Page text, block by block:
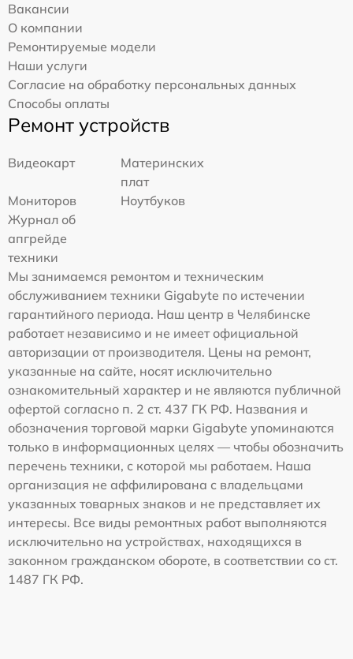
Вакансии
О компании
Ремонтируемые модели
Наши услуги
Согласие на обработку персональных данных
Способы оплаты
Ремонт устройств
Видеокарт
Материнских
плат
Мониторов
Ноутбуков
Журнал об
апгрейде
техники
Мы занимаемся ремонтом и техническим
обслуживанием техники Gigabyte по истечении
гарантийного периода. Наш центр в Челябинске
работает независимо и не имеет официальной
авторизации от производителя. Цены на ремонт,
указанные на сайте, носят исключительно
ознакомительный характер и не являются публичной
офертой согласно п. 2 ст. 437 ГК РФ. Названия и
обозначения торговой марки Gigabyte упоминаются
только в информационных целях — чтобы обозначить
перечень техники, с которой мы работаем. Наша
организация не аффилирована с владельцами
указанных товарных знаков и не представляет их
интересы. Все виды ремонтных работ выполняются
исключительно на устройствах, находящихся в
законном гражданском обороте, в соответствии со ст.
1487 ГК РФ.